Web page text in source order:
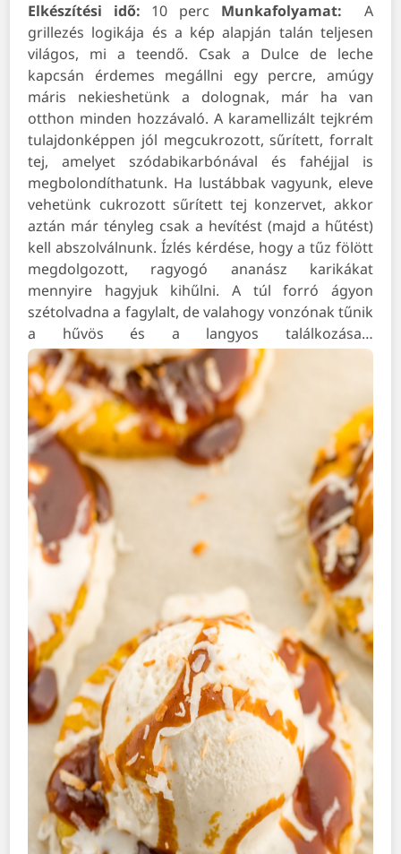
Elkészítési idő: 10 perc Munkafolyamat:
A
grillezés logikája és a kép alapján talán teljesen
világos, mi a teendő. Csak a Dulce de leche
kapcsán érdemes megállni egy percre, amúgy
máris nekieshetünk a dolognak, már ha van
otthon minden hozzávaló. A karamellizált tejkrém
tulajdonképpen jól megcukrozott, sűrített, forralt
tej, amelyet szódabikarbónával és fahéjjal is
megbolondíthatunk. Ha lustábbak vagyunk, eleve
vehetünk cukrozott sűrített tej konzervet, akkor
aztán már tényleg csak a hevítést (majd a hűtést)
kell abszolválnunk. Ízlés kérdése, hogy a tűz fölött
megdolgozott, ragyogó ananász karikákat
mennyire hagyjuk kihűlni. A túl forró ágyon
szétolvadna a fagylalt, de valahogy vonzónak tűnik
a hűvös és a langyos találkozása…